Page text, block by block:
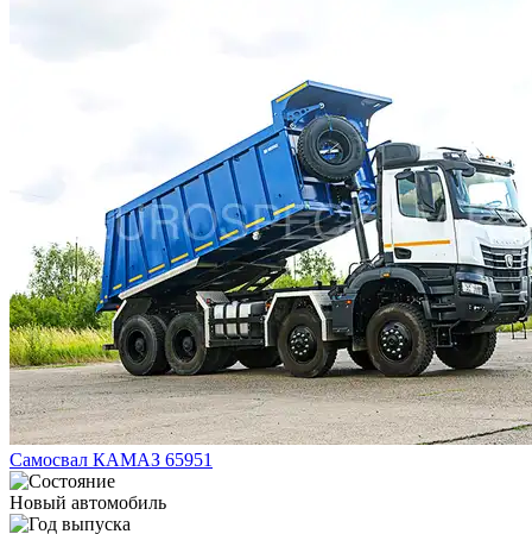
Самосвал КАМАЗ 65951
Новый автомобиль